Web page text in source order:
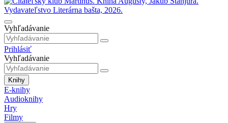
Vyhľadávanie
Prihlásiť
Vyhľadávanie
Knihy
E-knihy
Audioknihy
Hry
Filmy